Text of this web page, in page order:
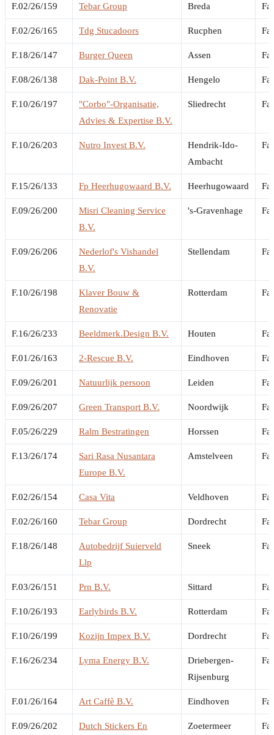
F.02/26/159 Tebar Group Breda
F.02/26/165 Tdg Stucadoors Rucphen
F.18/26/147 Burger Queen Assen
F.08/26/138 Dak-Point B.V. Hengelo
F.10/26/197
"Corbo"-Organisatie,
Advies & Expertise B.V.
Sliedrecht
F.10/26/203 Nutro Invest B.V.
Hendrik-Ido-
Ambacht
F.15/26/133 Fp Heerhugowaard B.V. Heerhugowaard
F.09/26/200
Misri Cleaning Service
B.V.
's-Gravenhage
F.09/26/206
Nederlof's Vishandel
B.V.
Stellendam
F.10/26/198
Klaver Bouw &
Renovatie
Rotterdam
F.16/26/233 Beeldmerk.Design B.V. Houten
F.01/26/163 2-Rescue B.V. Eindhoven
F.09/26/201 Natuurlijk persoon Leiden
F.09/26/207 Green Transport B.V. Noordwijk
F.05/26/229 Ralm Bestratingen Horssen
F.13/26/174
Sari Rasa Nusantara
Europe B.V.
Amstelveen
F.02/26/154 Casa Vita Veldhoven
F.02/26/160 Tebar Group Dordrecht
F.18/26/148
Autobedrijf Suierveld
Llp
Sneek
F.03/26/151 Prn B.V. Sittard
F.10/26/193 Earlybirds B.V. Rotterdam
F.10/26/199 Kozijn Impex B.V. Dordrecht
F.16/26/234 Lyma Energy B.V.
Driebergen-
Rijsenburg
F.01/26/164 Art Caffè B.V. Eindhoven
F.09/26/202
Dutch Stickers En
Zoetermeer